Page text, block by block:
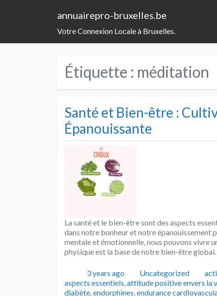
annuairepro-bruxelles.be
Votre Connexion Locale à Bruxelles.
Étiquette : méditation
Santé et Bien-être :
Épanouissante
La santé et le bien-être sont des aspects
dans notre bonheur et notre épanouissement
mentale et émotionnelle, nous pouvons vivre
physique est la base de notre bien-être global.
Publié3 years ago Catégories
Uncategorized
aspects essentiels,attitude positive envers la
diabète,endorphines,endurance